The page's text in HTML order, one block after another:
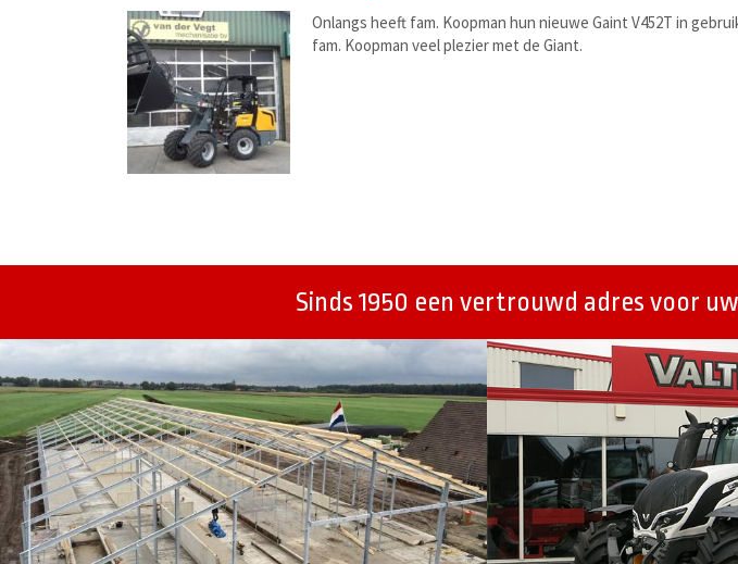
Onlangs heeft fam. Koopman hun nieuwe Gaint V452T in
fam. Koopman veel plezier met de Giant.
Sinds 1950 een vertrouwd adres voor